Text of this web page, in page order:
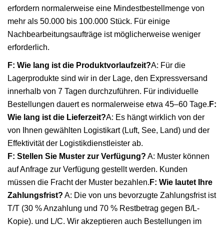
erfordern normalerweise eine Mindestbestellmenge von
mehr als 50.000 bis 100.000 Stück. Für einige
Nachbearbeitungsaufträge ist möglicherweise weniger
erforderlich.
F: Wie lang ist die Produktvorlaufzeit?A: Für die
Lagerprodukte sind wir in der Lage, den Expressversand
innerhalb von 7 Tagen durchzuführen. Für individuelle
Bestellungen dauert es normalerweise etwa 45–60 Tage. F:
Wie lang ist die Lieferzeit?A: Es hängt wirklich von der
von Ihnen gewählten Logistikart (Luft, See, Land) und der
Effektivität der Logistikdienstleister ab.
F: Stellen Sie Muster zur Verfügung? A: Muster können
auf Anfrage zur Verfügung gestellt werden. Kunden
müssen die Fracht der Muster bezahlen. F: Wie lautet Ihre
Zahlungsfrist? A: Die von uns bevorzugte Zahlungsfrist ist
T/T (30 % Anzahlung und 70 % Restbetrag gegen B/L-
Kopie). und L/C. Wir akzeptieren auch Bestellungen im